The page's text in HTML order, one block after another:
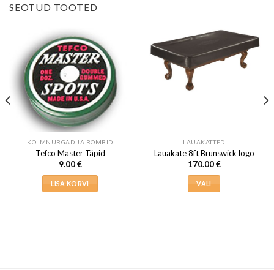
SEOTUD TOOTED
KOLMNURGAD JA ROMBID
Tefco Master Täpid
9.00€
LISA KORVI
LAUAKATTED
Lauakate 8ft Brunswick logo
170.00€
VALI